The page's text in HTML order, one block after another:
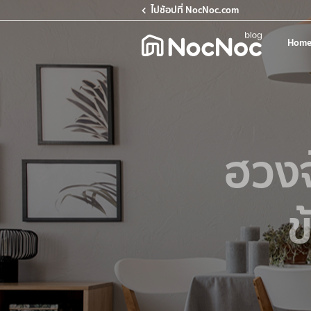
ไปช้อปที่ NocNoc.com
ฮว